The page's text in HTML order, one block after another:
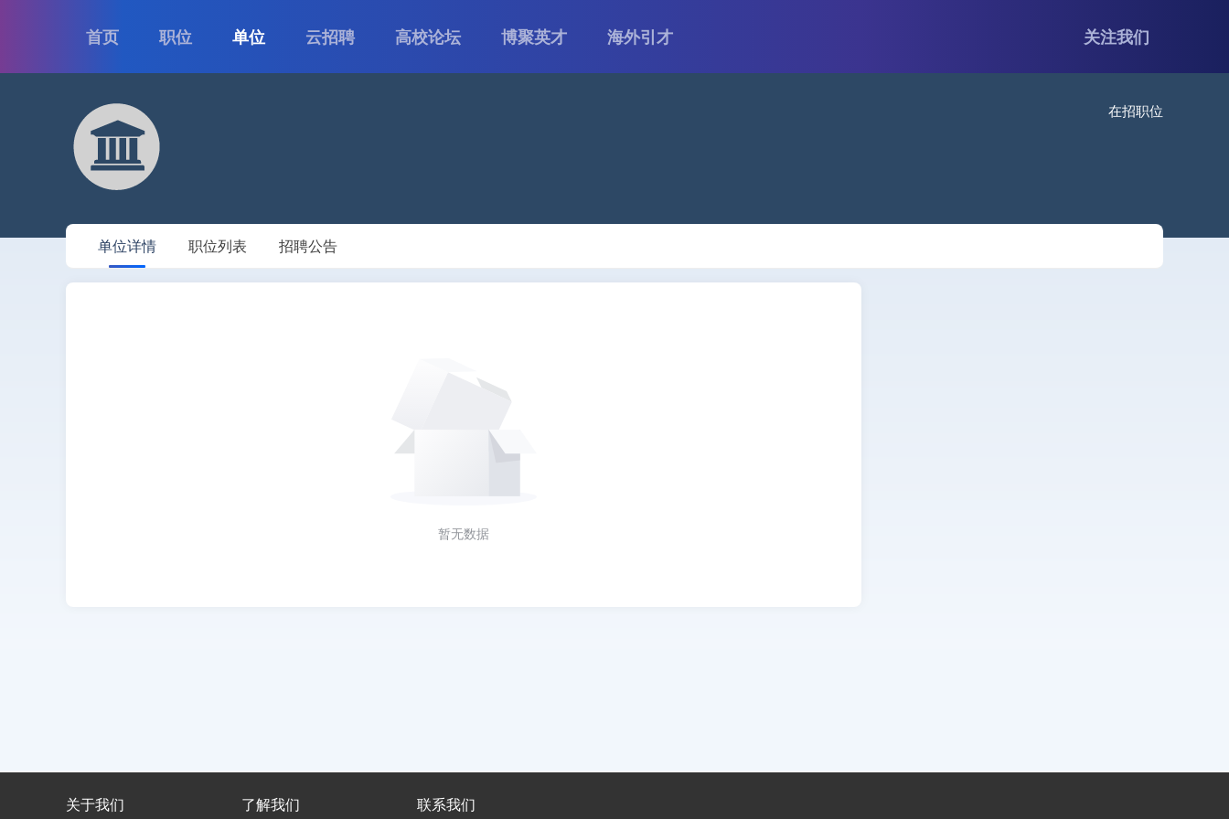
首页 职位 单位 云招聘 高校论坛 博聚英才 海外引才 关注我们
在招职位
单位详情 职位列表 招聘公告
暂无数据
关于我们 了解我们 联系我们